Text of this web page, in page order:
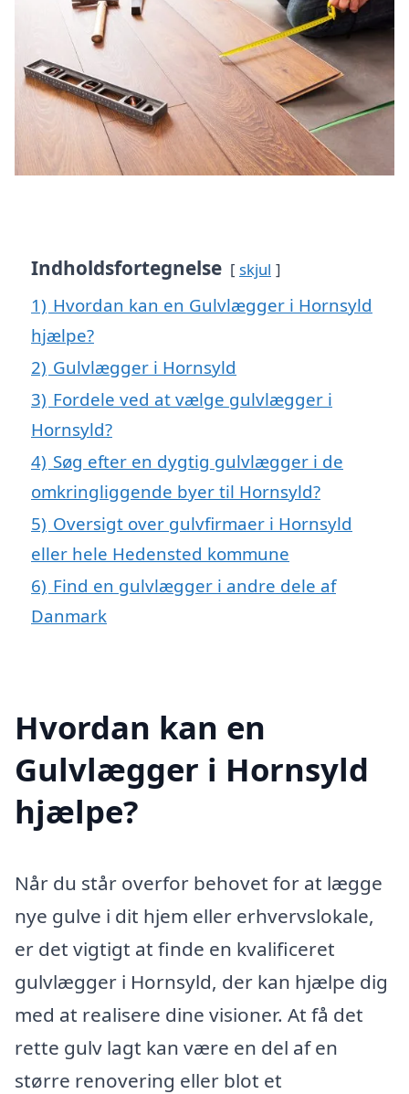
Indholdsfortegnelse skjul
1) Hvordan kan en Gulvlægger i Hornsyld
hjælpe?
2) Gulvlægger i Hornsyld
3) Fordele ved at vælge gulvlægger i
Hornsyld?
4) Søg efter en dygtig gulvlægger i de
omkringliggende byer til Hornsyld?
5) Oversigt over gulvfirmaer i Hornsyld
eller hele Hedensted kommune
6) Find en gulvlægger i andre dele af
Danmark
Hvordan kan en
Gulvlægger i Hornsyld
hjælpe?
Når du står overfor behovet for at lægge
nye gulve i dit hjem eller erhvervslokale,
er det vigtigt at finde en kvalificeret
gulvlægger i Hornsyld, der kan hjælpe dig
med at realisere dine visioner. At få det
rette gulv lagt kan være en del af en
større renovering eller blot et